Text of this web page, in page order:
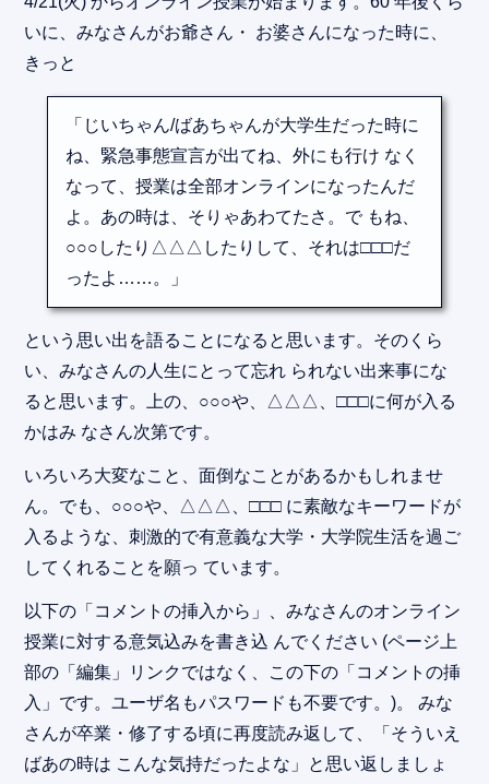
いに、みなさんがお爺さん・ お婆さんになった時に、
きっと
「じいちゃん/ばあちゃんが大学生だった時に
ね、緊急事態宣言が出てね、外にも行け なく
なって、授業は全部オンラインになったんだ
よ。あの時は、そりゃあわてたさ。で もね、
○○○したり△△△したりして、それは□□□だ
ったよ……。」
という思い出を語ることになると思います。そのくら
い、みなさんの人生にとって忘れ られない出来事にな
ると思います。上の、○○○や、△△△、□□□に何が入る
かはみ なさん次第です。
いろいろ大変なこと、面倒なことがあるかもしれませ
ん。でも、○○○や、△△△、□□□ に素敵なキーワードが
入るような、刺激的で有意義な大学・大学院生活を過ご
してくれることを願っ ています。
以下の「コメントの挿入から」、みなさんのオンライン
授業に対する意気込みを書き込 んでください (ページ上
部の「編集」リンクではなく、この下の「コメントの挿
入」です。ユーザ名もパスワードも不要です。)。 みな
さんが卒業・修了する頃に再度読み返して、「そういえ
ばあの時は こんな気持だったよな」と思い返しましょ